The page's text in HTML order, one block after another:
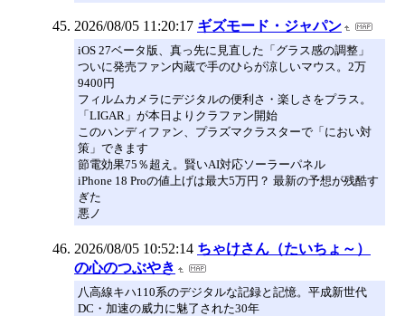
2026/08/05 11:20:17 ギズモード・ジャパン
iOS 27ベータ版、真っ先に見直した「グラス感の調整」
ついに発売ファン内蔵で手のひらが涼しいマウス。2万
9400円
フィルムカメラにデジタルの便利さ・楽しさをプラス。
「LIGAR」が本日よりクラファン開始
このハンディファン、プラズマクラスターで「におい対
策」できます
節電効果75％超え。賢いAI対応ソーラーパネル
iPhone 18 Proの値上げは最大5万円？ 最新の予想が残酷す
ぎた
悪ノ
2026/08/05 10:52:14 ちゃけさん（たいちょ～）
の心のつぶやき
八高線キハ110系のデジタルな記録と記憶。平成新世代
DC・加速の威力に魅了された30年